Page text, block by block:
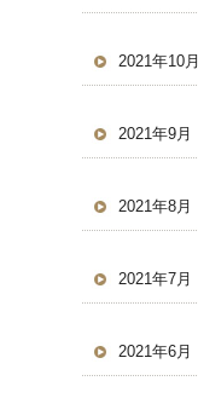
2021年10月
2021年9月
2021年8月
2021年7月
2021年6月